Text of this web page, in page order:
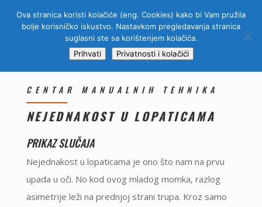
CENTAR MANUALNIH TEHNIKA
NEJEDNAKOST U LOPATICAMA
PRIKAZ SLUČAJA
Nejednakost u lopaticama je ono što nam na prvu
upada u oči. No kod ovog mladog momka, razlog
asimetrije leži na prednjoj strani trupa. Kroz samo
Ova stranica koristi kolačiće (eng. Cookies) kako bi Vam pružila
bolje korisničko iskustvo. Nastavkom pregledavanja stranica
suglasni ste sa korištenjem kolačića.
Prihvati
Privatnosti i kolačići